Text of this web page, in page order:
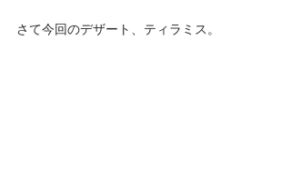
さて今回のデザート、ティラミス。